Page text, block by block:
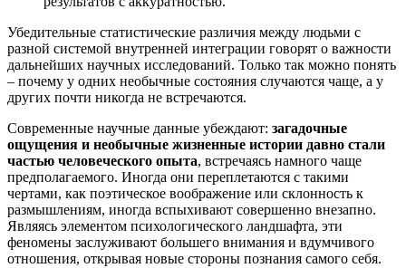
Убедительные статистические различия между людьми с
разной системой внутренней интеграции говорят о важности
дальнейших научных исследований. Только так можно понять
– почему у одних необычные состояния случаются чаще, а у
других почти никогда не встречаются.
Современные научные данные убеждают: загадочные
ощущения и необычные жизненные истории давно стали
частью человеческого опыта, встречаясь намного чаще
предполагаемого. Иногда они переплетаются с такими
чертами, как поэтическое воображение или склонность к
размышлениям, иногда вспыхивают совершенно внезапно.
Являясь элементом психологического ландшафта, эти
феномены заслуживают большего внимания и вдумчивого
отношения, открывая новые стороны познания самого себя.